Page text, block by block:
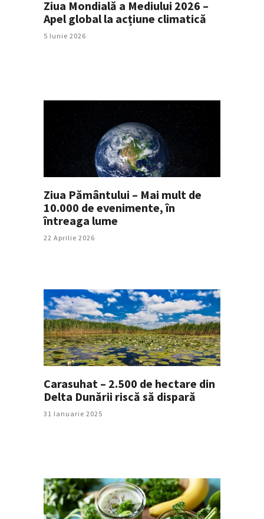
Ziua Mondială a Mediului 2026 –
Apel global la acțiune climatică
5 Iunie 2026
Ziua Pământului – Mai mult de
10.000 de evenimente, în
întreaga lume
22 Aprilie 2026
Carasuhat – 2.500 de hectare din
Delta Dunării riscă să dispară
31 Ianuarie 2025